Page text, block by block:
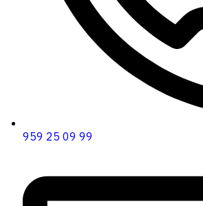
959 25 09 99